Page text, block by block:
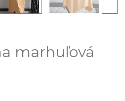
marhuľová